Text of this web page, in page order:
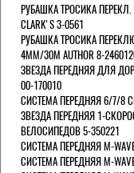
РУБАШКА ТРОСИКА
СLARK'S 3-0561
РУБАШКА ТРОСИКА
4MM/30M AUTHOR 8-
ЗВЕЗДА ПЕРЕДНЯЯ ДЛЯ
00-170010
СИСТЕМА ПЕРЕДНЯЯ 6/7/8
ЗВЕЗДА ПЕРЕДНЯЯ 1-
ВЕЛОСИПЕДОВ 5-350221
СИСТЕМА ПЕРЕДНЯЯ M-
СИСТЕМА ПЕРЕДНЯЯ M-